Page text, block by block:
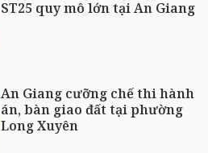
ST25 quy mô lớn tại An Giang
An Giang cưỡng chế thi hành
án, bàn giao đất tại phường
Long Xuyên